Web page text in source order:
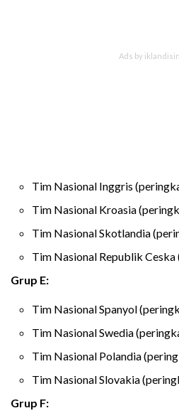
Tim Nasional Inggris
Tim Nasional Kroasia
Tim Nasional Skotlandia
Tim Nasional Republik
Grup E:
Tim Nasional Spanyol
Tim Nasional Swedia
Tim Nasional Polandia
Tim Nasional Slovakia
Grup F: